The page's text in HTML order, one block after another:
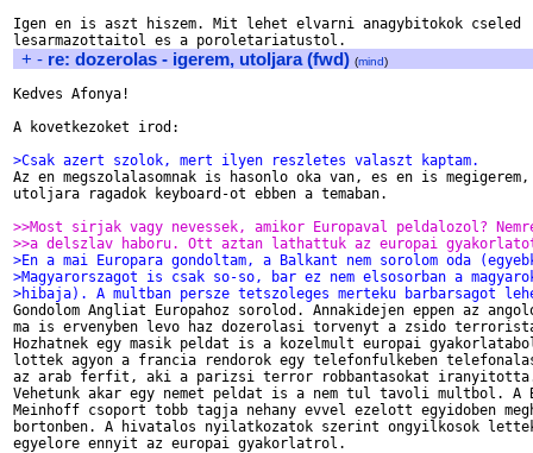
Igen en is aszt hiszem. Mit lehet elvarni anagybitokok cseled
+ - re: dozerolas - igerem, utoljara (fwd) (mind)
Kedves Afonya!
A kovetkezoket irod:
>Csak azert szolok, mert ilyen reszletes valaszt kaptam.
Az en megszolalasomnak is hasonlo oka van, es en is megigerem,
utoljara ragadok keyboard-ot ebben a temaban.
>>Most sirjak vagy nevessek, amikor Europaval peldalozol?
>>a delszlav haboru. Ott aztan lathattuk az europai
>En a mai Europara gondoltam, a Balkant nem sorolom oda
>Magyarorszagot is csak so-so, bar ez nem elsosorban a
>hibaja). A multban persze tetszoleges merteku barbarsagot
Gondolom Angliat Europahoz sorolod. Annakidejen eppen az
ma is ervenyben levo haz dozerolasi torvenyt a zsido
Hozhatnek egy masik peldat is a kozelmult europai
lottek agyon a francia rendorok egy telefonfulkeben
az arab ferfit, aki a parizsi terror robbantasokat
Vehetunk akar egy nemet peldat is a nem tul tavoli multbol. A
Meinhoff csoport tobb tagja nehany evvel ezelott egyidoben
bortonben. A hivatalos nyilatkozatok szerint ongyilkosok
egyelore ennyit az europai gyakorlatrol.